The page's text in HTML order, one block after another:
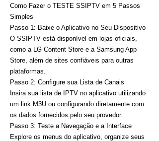
Como Fazer o TESTE SSIPTV em 5 Passos
Simples
Passo 1: Baixe o Aplicativo no Seu Dispositivo
O SSIPTV está disponível em lojas oficiais,
como a LG Content Store e a Samsung App
Store, além de sites confiáveis para outras
plataformas.
Passo 2: Configure sua Lista de Canais
Insira sua lista de IPTV no aplicativo utilizando
um link M3U ou configurando diretamente com
os dados fornecidos pelo seu provedor.
Passo 3: Teste a Navegação e a Interface
Explore os menus do aplicativo, organize seus